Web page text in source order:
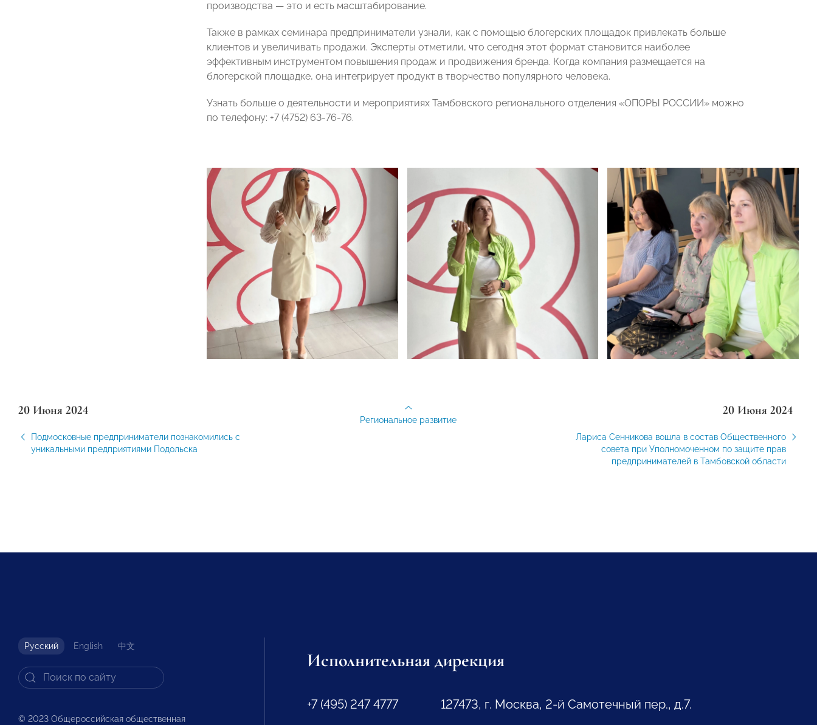
производства — это и есть масштабирование.
Также в рамках семинара предприниматели узнали, как с помощью блогерских площадок привлекать больше
клиентов и увеличивать продажи. Эксперты отметили, что сегодня этот формат становится наиболее
эффективным инструментом повышения продаж и продвижения бренда. Когда компания размещается на
блогерской площадке, она интегрирует продукт в творчество популярного человека.
Узнать больше о деятельности и мероприятиях Тамбовского регионального отделения «ОПОРЫ РОССИИ» можно
по телефону: +7 (4752) 63-76-76.
20 Июня 2024
Подмосковные предприниматели познакомились с
уникальными предприятиями Подольска
20 Июня 2024
Лариса Сенникова вошла в состав Общественного
совета при Уполномоченном по защите прав
предпринимателей в Тамбовской области
Региональное развитие
Русский English 中文
© 2023 Общероссийская общественная
Исполнительная дирекция
+7 (495) 247 4777
127473, г. Москва, 2-й Самотечный пер., д.7.